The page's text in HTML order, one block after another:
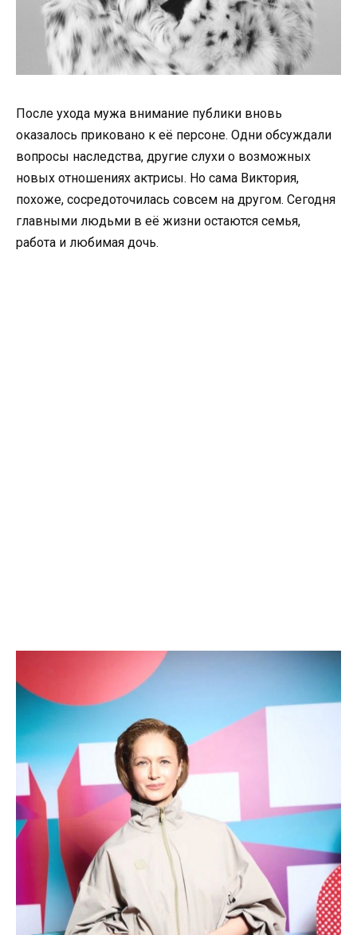
После ухода мужа внимание публики вновь
оказалось приковано к её персоне. Одни обсуждали
вопросы наследства, другие слухи о возможных
новых отношениях актрисы. Но сама Виктория,
похоже, сосредоточилась совсем на другом. Сегодня
главными людьми в её жизни остаются семья,
работа и любимая дочь.